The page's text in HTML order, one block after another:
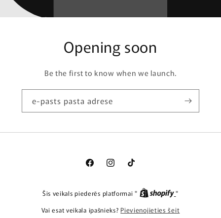
Opening soon
Be the first to know when we launch.
e-pasts pasta adrese
facebookInstagramTikTok
Šis veikals piederēs platformai "
"
Vai esat veikala īpašnieks? Pievienojieties šeit